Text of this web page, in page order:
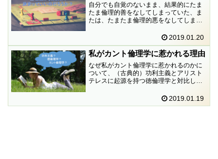
自分でも自覚のないまま、結果的にたま
たま倫理的善をなしてしまっていた、ま
たは、たまたま倫理的悪をなしてしまっ
2019.01.20
私がカント倫理学に惹かれる理由
なぜ私がカント倫理学に惹かれるのかに
ついて、（古典的）功利主義とアリスト
テレスに起源を持つ徳倫理学と対比しつ
2019.01.19